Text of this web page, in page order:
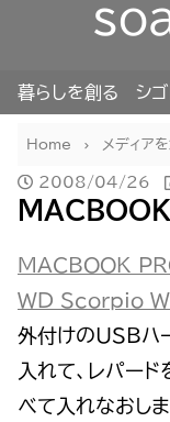
暮らしを創る シ
Home メディア
2008/04/26
MACBOOK
WD Scorpio
外付けのUSBハ
入れて、レパード
べて入れなおし